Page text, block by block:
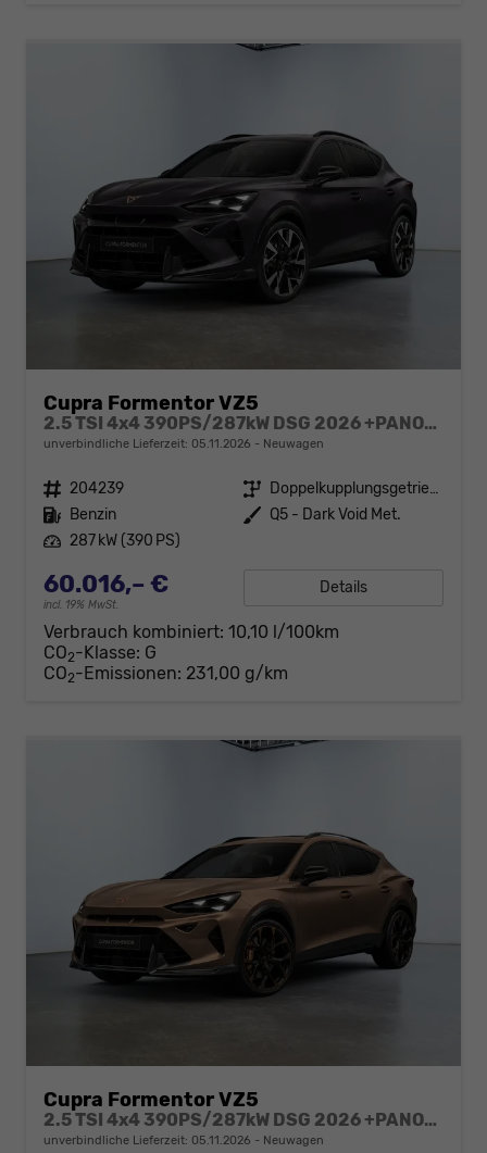
Cupra Formentor VZ5
2.5 TSI 4x4 390PS/287kW DSG 2026 +PANO+3 Jahre Garantie+360+MATRIX
unverbindliche Lieferzeit: 05.11.2026 Neuwagen
Fahrzeugnr. 204239 Getriebe
Doppelkupplungsgetriebe (DSG)
Kraftstoff Benzin Außenfarbe Q5 - Dark Void Met.
Leistung 287 kW (390 PS)
60.016,– €
incl. 19% MwSt.
Details
Verbrauch kombiniert: 10,10 l/100km
CO2-Klasse: G
CO2-Emissionen: 231,00 g/km
Cupra Formentor VZ5
2.5 TSI 4x4 390PS/287kW DSG 2026 +PANO+3 Jahre Garantie+360+MATRIX
unverbindliche Lieferzeit: 05.11.2026 Neuwagen